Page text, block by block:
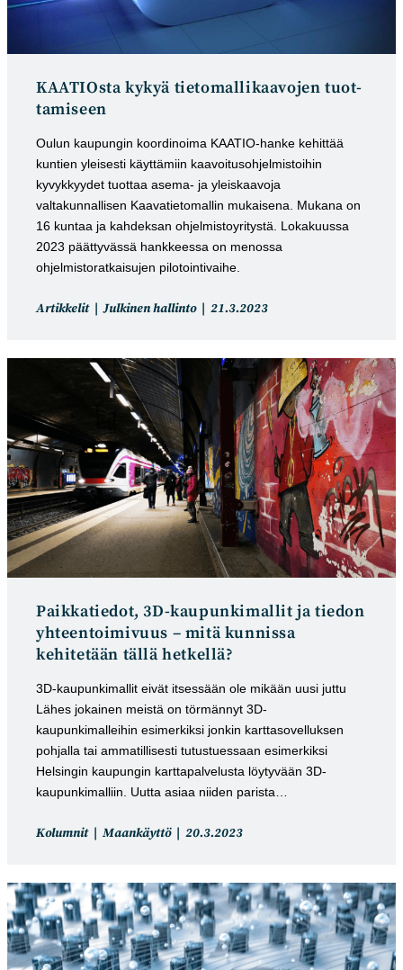
KAATIOsta kykyä tietomal­likaa­vojen tuot­
tamiseen
Oulun kaupungin koordinoima KAATIO-hanke kehittää
kuntien yleisesti käyttämiin kaavoitusohjelmistoihin
kyvykkyydet tuottaa asema- ja yleiskaavoja
valtakunnallisen Kaavatietomallin mukaisena. Mukana on
16 kuntaa ja kahdeksan ohjelmistoyritystä. Lokakuussa
2023 päättyvässä hankkeessa on menossa
ohjelmistoratkaisujen pilotointivaihe.
Artikkelin
Artikkelit Julkinen hallinto
Artikkeli
21.3.2023
Paikkatiedot, 3D-kaupunki­mal­lit ja tie­don
yh­teentoimi­vuus – mitä kunnissa
kehitetään tällä hetkellä?
3D-kaupunkimallit eivät itsessään ole mikään uusi juttu
Lähes jokainen meistä on törmännyt 3D-
kaupunkimalleihin esimerkiksi jonkin karttasovelluksen
pohjalla tai ammatillisesti tutustuessaan esimerkiksi
Helsingin kaupungin karttapalvelusta löytyvään 3D-
kaupunkimalliin. Uutta asiaa niiden parista…
Artikkelin
Kolumnit Maankäyttö
Artikkeli
20.3.2023